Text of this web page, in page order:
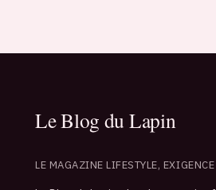
LE MAGAZINE LIFESTYLE,